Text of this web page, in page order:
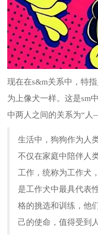
现在在s&m关系中，特
为上像犬一样。这是sm
中两人之间的关系为“人
生活中，狗狗作为人
不仅在家庭中陪伴人
工作，统称为工作犬
是工作犬中最具代表
格的挑选和训练，他
己的使命，值得受到